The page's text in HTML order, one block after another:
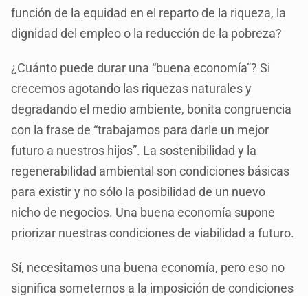
función de la equidad en el reparto de la riqueza, la
dignidad del empleo o la reducción de la pobreza?
¿Cuánto puede durar una “buena economía”? Si
crecemos agotando las riquezas naturales y
degradando el medio ambiente, bonita congruencia
con la frase de “trabajamos para darle un mejor
futuro a nuestros hijos”. La sostenibilidad y la
regenerabilidad ambiental son condiciones básicas
para existir y no sólo la posibilidad de un nuevo
nicho de negocios. Una buena economía supone
priorizar nuestras condiciones de viabilidad a futuro.
Sí, necesitamos una buena economía, pero eso no
significa someternos a la imposición de condiciones